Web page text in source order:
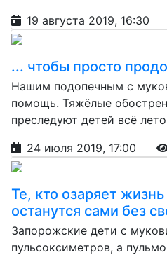
19 августа 2019, 16:30
... чтобы просто
Нашим подопечным с
помощь. Тяжёлые
преследуют детей всё
24 июля 2019, 17:00
Те, кто озаряет
останутся сами без
Запорожские дети с
пульсоксиметров, а